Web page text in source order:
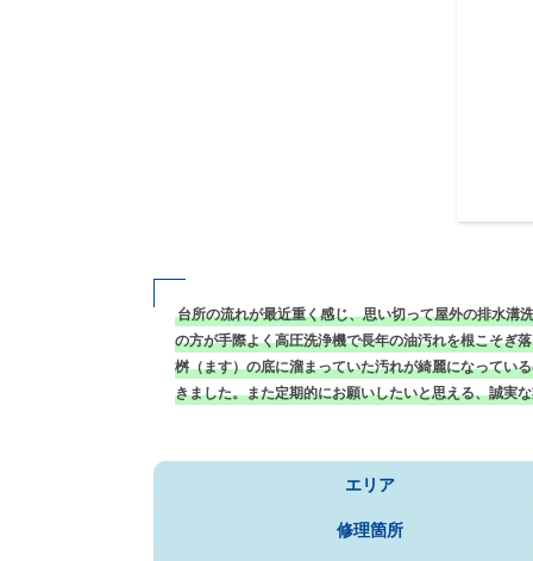
台所の流れが最近重く感じ、思い切って屋外の排水溝
の方が手際よく高圧洗浄機で長年の油汚れを根こそぎ
桝（ます）の底に溜まっていた汚れが綺麗になってい
きました。また定期的にお願いしたいと思える、誠実
エリア
修理箇所